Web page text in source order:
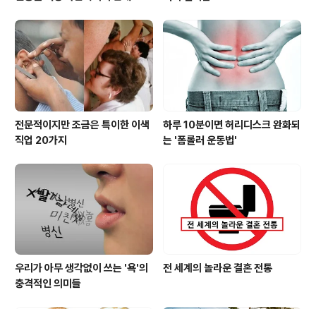
전문적이지만 조금은 특이한 이색
직업 20가지
하루 10분이면 허리디스크 완화되
는 '폼롤러 운동법'
우리가 아무 생각없이 쓰는 '욕'의
충격적인 의미들
전 세계의 놀라운 결혼 전통